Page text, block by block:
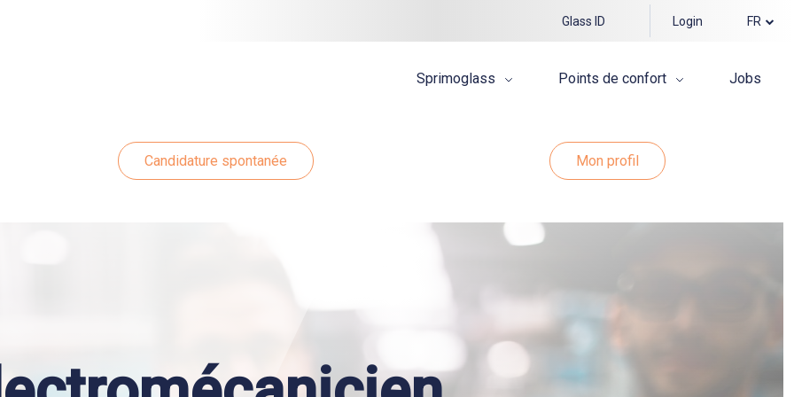
Glass ID Login FR
Sprimoglass Points de confort Jobs
Candidature spontanée Mon profil